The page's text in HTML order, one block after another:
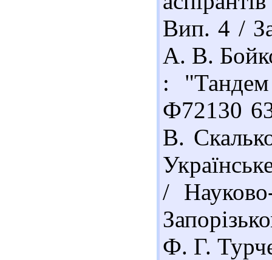
Вип. 4 /
А. В.
:
Ф72130
В.
/
Ф. Г.